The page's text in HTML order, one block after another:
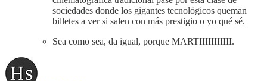
sociedades donde los gigantes tecnológicos queman
billetes a ver si salen con más prestigio o yo qué sé.
Sea como sea, da igual, porque MARTIIIIIIIIIII.